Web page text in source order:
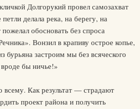
Долгорукий провел самозахват
делала река, на берегу, на
обосновать без спроса
Вонзил в крапиву острое копье,
бурьяна застроим мы без всяческого
бы ничье!»
Как результат — страдают
проект района и получить